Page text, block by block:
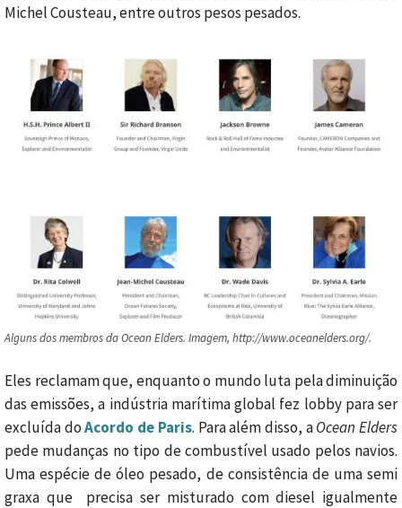
Michel Cousteau, entre outros pesos pesados.
Alguns dos membros da Ocean Elders. Imagem, http://www.oceanelders.org/.
Eles reclamam que, enquanto o mundo luta pela diminuição
das emissões, a indústria marítima global fez lobby para ser
excluída doAcordo de Paris. Para além disso, aOcean Elders
pede mudanças no tipo de combustível usado pelos navios.
Uma espécie de óleo pesado, de consistência de uma semi
graxa que precisa ser misturado com diesel igualmente